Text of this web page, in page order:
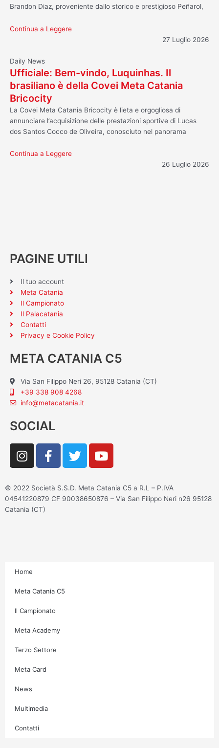
Brandon Diaz, proveniente dallo storico e prestigioso Peñarol,
Continua a Leggere
27 Luglio 2026
Daily News
Ufficiale: Bem-vindo, Luquinhas. Il
brasiliano è della Covei Meta Catania
Bricocity
La Covei Meta Catania Bricocity è lieta e orgogliosa di
annunciare l’acquisizione delle prestazioni sportive di Lucas
dos Santos Cocco de Oliveira, conosciuto nel panorama
Continua a Leggere
26 Luglio 2026
PAGINE UTILI
Il tuo account
Meta Catania
Il Campionato
Il Palacatania
Contatti
Privacy e Cookie Policy
META CATANIA C5
Via San Filippo Neri 26, 95128 Catania (CT)
+39 338 908 4268
info@metacatania.it
SOCIAL
I
n
t
a
g
F
a
e
b
T
w
t
t
Y
o
t
u
© 2022 Società S.S.D. Meta Catania C5 a R.L – P.IVA
04541220879 CF 90038650876 – Via San Filippo Neri n26 95128
Catania (CT)
Home
Meta Catania C5
Il Campionato
Meta Academy
Terzo Settore
Meta Card
News
Multimedia
Contatti